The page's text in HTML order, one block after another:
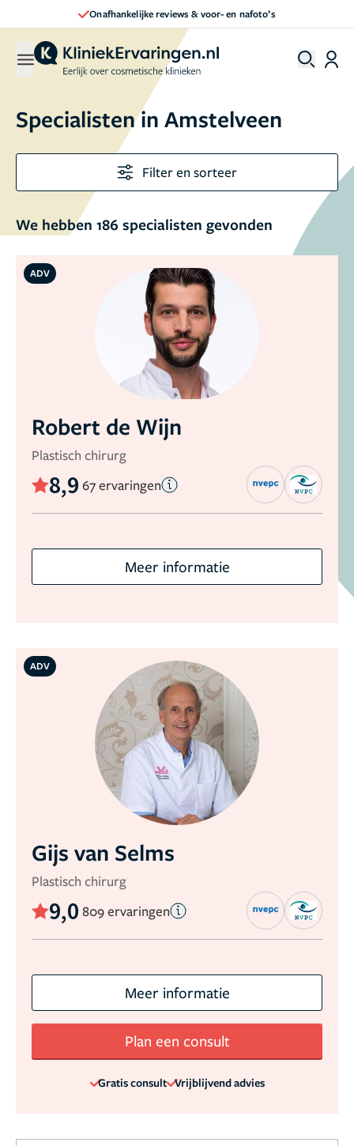
Direct een afspraak maken
Specialisten in Amstelveen
Filter en sorteer
We hebben 186 specialisten gevonden
ADV
Robert de Wijn
Plastisch chirurg
8,9 67 ervaringen
Meer informatie
ADV
Gijs van Selms
Plastisch chirurg
9,0 809 ervaringen
Meer informatie
Plan een consult
Gratis consult Vrijblijvend advies